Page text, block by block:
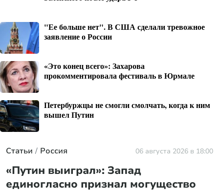
"Ее больше нет". В США сделали тревожное
заявление о России
«Это конец всего»: Захарова
прокомментировала фестиваль в Юрмале
Петербуржцы не смогли смолчать, когда к ним
вышел Путин
Статьи Россия 06 августа 2026 в 18:00
«Путин выиграл»: Запад
единогласно признал могущество